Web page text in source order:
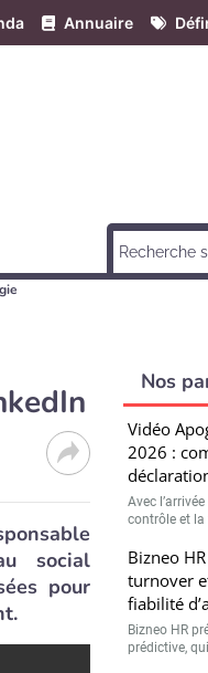
Annuaire
social
pour
Nos
Vidéo
2026 :
Avec
contrôle et la
Bizneo
turnover
fiabilité
Bizneo HR
prédictive,